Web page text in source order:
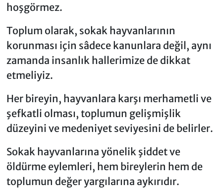
hoşgörmez.
Toplum olarak, sokak hayvanlarının
korunması için sâdece kanunlara değil, aynı
zamanda insanlık hallerimize de dikkat
etmeliyiz.
Her bireyin, hayvanlara karşı merhametli ve
şefkatli olması, toplumun gelişmişlik
düzeyini ve medeniyet seviyesini de belirler.
Sokak hayvanlarına yönelik şiddet ve
öldürme eylemleri, hem bireylerin hem de
toplumun değer yargılarına aykırıdır.